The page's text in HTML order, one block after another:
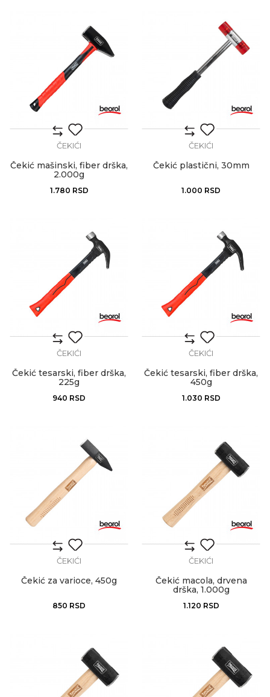
ČEKIĆI
Čekić mašinski, fiber drška,
2.000g
1.780 RSD
ČEKIĆI
Čekić plastični, 30mm
1.000 RSD
ČEKIĆI
Čekić tesarski, fiber drška,
225g
940 RSD
ČEKIĆI
Čekić tesarski, fiber drška,
450g
1.030 RSD
ČEKIĆI
Čekić za varioce, 450g
850 RSD
ČEKIĆI
Čekić macola, drvena
drška, 1.000g
1.120 RSD